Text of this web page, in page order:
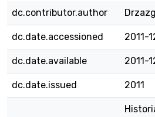
dc.contributor.author
dc.date.accessioned 2011-
dc.date.available 2011-
dc.date.issued 2011